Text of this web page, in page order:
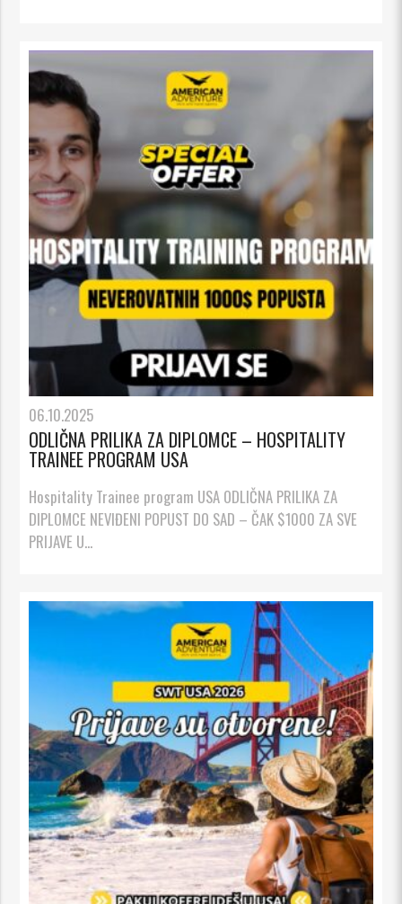
06.10.2025
ODLIČNA PRILIKA ZA DIPLOMCE – HOSPITALITY
TRAINEE PROGRAM USA
Hospitality Trainee program USA ODLIČNA PRILIKA ZA
DIPLOMCE NEVIĐENI POPUST DO SAD – ČAK $1000 ZA SVE
PRIJAVE U...